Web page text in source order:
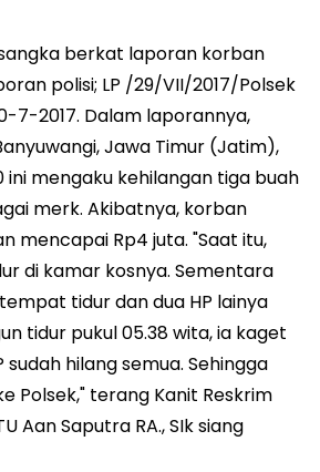
berkat laporan korban
polisi; LP /29/VII/2017/Polsek
7-2017. Dalam laporannya,
Jawa Timur (Jatim),
ini mengaku kehilangan tiga buah
merk. Akibatnya, korban
mencapai Rp4 juta. "Saat itu,
di kamar kosnya. Sementara
tidur dan dua HP lainya
tidur pukul 05.38 wita, ia kaget
hilang semua. Sehingga
Polsek," terang Kanit Reskrim
Aan Saputra RA., SIk siang